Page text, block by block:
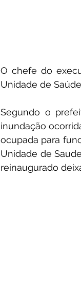
O chefe do
Unidade de
Segundo o
inundação
ocupada para
Unidade de
reinaugurado